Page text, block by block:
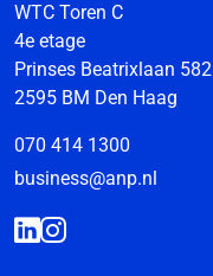
WTC Toren C
4e etage
Prinses Beatrixlaan 582
2595 BM Den Haag
070 414 1300
business@anp.nl